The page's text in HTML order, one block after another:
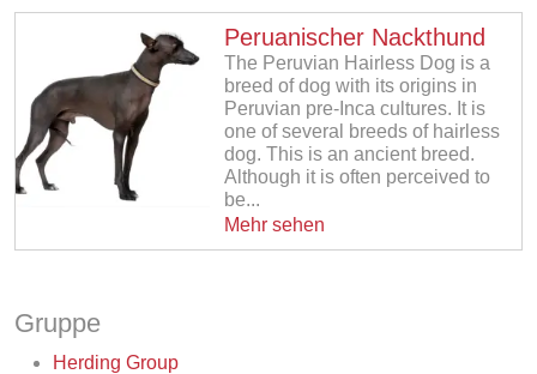
Peruanischer Nackthund
The Peruvian Hairless Dog is a
breed of dog with its origins in
Peruvian pre-Inca cultures. It is
one of several breeds of hairless
dog. This is an ancient breed.
Although it is often perceived to
be...
Mehr sehen
Gruppe
Herding Group